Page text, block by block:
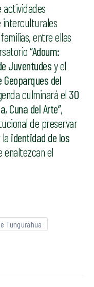
actividades
interculturales
entre ellas
“Adoum:
Juventudesy el
del
culminará el 30
Cuna del Arte”,
de preservar
identidad de los
enaltezcan el
Tungurahua